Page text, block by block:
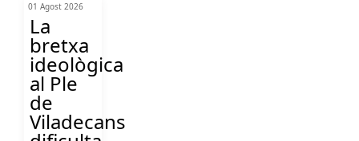
01 Agost 2026
La
bretxa
ideològica
al Ple
de
Viladecans